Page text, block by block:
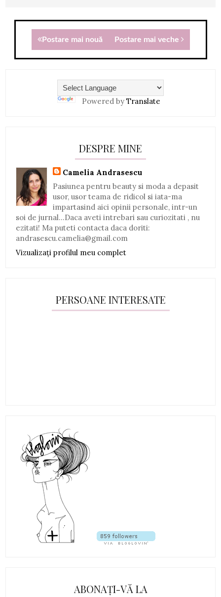
Postare mai nouă Postare mai veche
Powered by Translate
DESPRE MINE
Camelia Andrasescu
Pasiunea pentru beauty si moda a depasit
usor, usor teama de ridicol si iata-ma
impartasind aici opinii personale, intr-un
soi de jurnal...Daca aveti intrebari sau curiozitati , nu
ezitati! Ma puteti contacta daca doriti:
andrasescu.camelia@gmail.com
Vizualizați profilul meu complet
PERSOANE INTERESATE
ABONAȚI-VĂ LA